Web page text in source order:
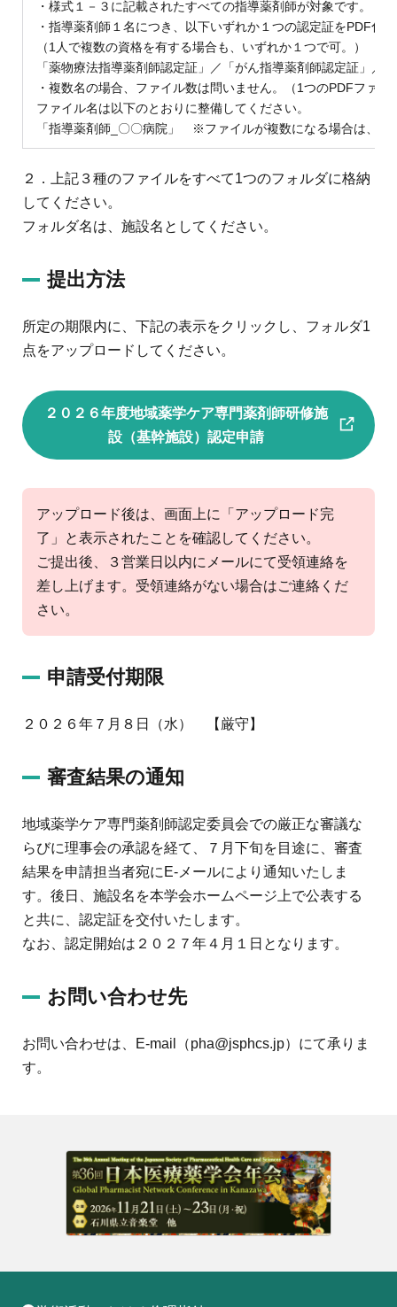
・様式１－３に記載されたすべての指導薬剤師が対象です。
・指導薬剤師１名につき、以下いずれか１つの認定証をPDF化
（1人で複数の資格を有する場合も、いずれか１つで可。）
「薬物療法指導薬剤師認定証」／「がん指導薬剤師認定証」／
・複数名の場合、ファイル数は問いません。（1つのPDFファ
ファイル名は以下のとおりに整備してください。
「指導薬剤師_〇〇病院」 ※ファイルが複数になる場合は、病
２．上記３種のファイルをすべて1つのフォルダに格納
してください。
フォルダ名は、施設名としてください。
提出方法
所定の期限内に、下記の表示をクリックし、フォルダ1
点をアップロードしてください。
２０２６年度地域薬学ケア専門薬剤師研修施
設（基幹施設）認定申請
アップロード後は、画面上に「アップロード完
了」と表示されたことを確認してください。
ご提出後、３営業日以内にメールにて受領連絡を
差し上げます。受領連絡がない場合はご連絡くだ
さい。
申請受付期限
２０２６年７月８日（水） 【厳守】
審査結果の通知
地域薬学ケア専門薬剤師認定委員会での厳正な審議な
らびに理事会の承認を経て、７月下旬を目途に、審査
結果を申請担当者宛にE-メールにより通知いたしま
す。後日、施設名を本学会ホームページ上で公表する
と共に、認定証を交付いたします。
なお、認定開始は２０２７年４月１日となります。
お問い合わせ先
お問い合わせは、E-mail（pha@jsphcs.jp）にて承りま
す。